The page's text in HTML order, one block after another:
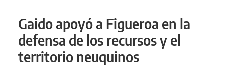
Gaido apoyó a Figueroa en la
defensa de los recursos y el
territorio neuquinos